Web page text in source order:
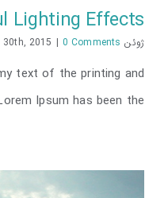
Lighting Effects
ژوئن 30th, 2015 | 0 Comments
text of the printing and
Ipsum has been the[...]